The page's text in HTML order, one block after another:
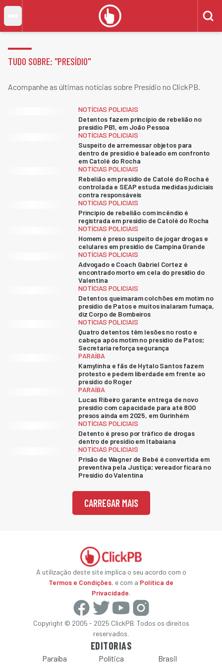
TUDO SOBRE: "PRESÍDIO"
Acompanhe as últimas notícias sobre Presídio no ClickPB.
NOTÍCIAS POLICIAIS
Detentos fazem princípio de rebelião no
presídio PB1, em João Pessoa
NOTÍCIAS POLICIAIS
Suspeito de arremessar objetos para
dentro de presídio é baleado em confronto
em Catolé do Rocha
NOTÍCIAS POLICIAIS
Rebelião em presídio de Catolé do Rocha é
controlada e SEAP estuda medidas judiciais
contra responsáveis
NOTÍCIAS POLICIAIS
Princípio de rebelião com incêndio é
registrada em presídio de Catolé do Rocha
NOTÍCIAS POLICIAIS
Homem é preso suspeito de jogar drogas e
celulares em presídio de Campina Grande
NOTÍCIAS POLICIAIS
Advogado e Coach Gabriel Cortez é
encontrado morto em cela do presídio do
Valentina
NOTÍCIAS POLICIAIS
Detentos queimaram colchões em motim no
presídio de Patos e muitos inalaram fumaça,
diz Corpo de Bombeiros
NOTÍCIAS POLICIAIS
Quatro detentos têm lesões no rosto e
cabeça após motim no presídio de Patos;
Secretaria reforça segurança
PARAÍBA
Kamylinha e fãs de Hytalo Santos fazem
protesto e pedem liberdade em frente ao
presídio do Roger
PARAÍBA
Lucas Ribeiro garante entrega de novo
presídio com capacidade para até 800
presos ainda em 2025, em Gurinhém
NOTÍCIAS POLICIAIS
Detento é preso por tráfico de drogas
dentro de presídio em Itabaiana
NOTÍCIAS POLICIAIS
Prisão de Wagner de Bebé é convertida em
preventiva pela Justiça; vereador ficará no
Presídio do Valentina
CARREGAR MAIS
A utilização deste site implica o seu acordo com o
Termos e Condições, e com a Política de
Privacidade.
Copyright © 2005 - 2025 ClickPB. Todos os direitos
reservados.
EDITORIAS
Paraíba Política
Brasil